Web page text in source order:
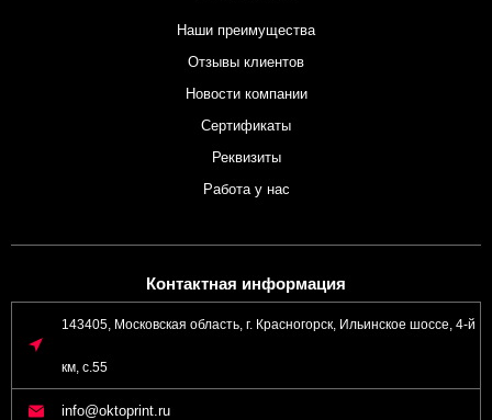
Наши преимущества
Отзывы клиентов
Новости компании
Сертификаты
Реквизиты
Работа у нас
Контактная информация
143405, Московская область, г. Красногорск, Ильинское шоссе, 4-й
км, с.55
info@oktoprint.ru